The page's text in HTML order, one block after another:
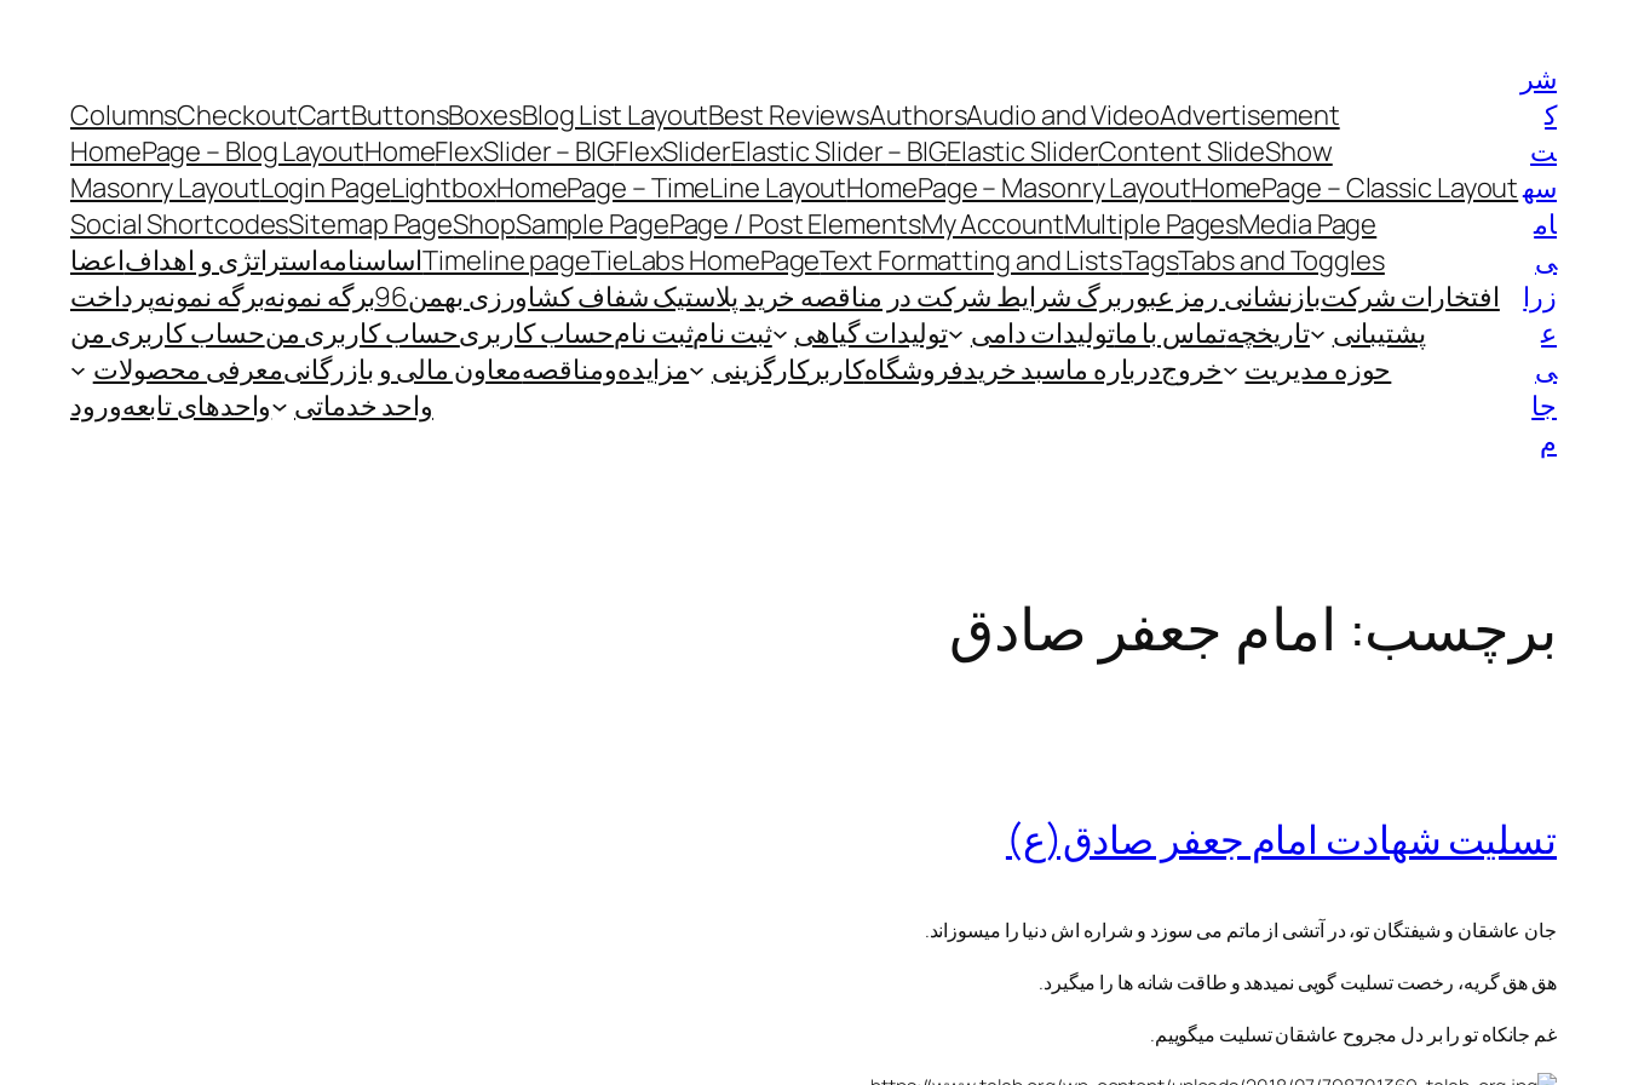
شر
ک
ت
سه
ام
ی
زرا
ع
ی
جا
م
Advertisement
Audio and Video
Authors
Best Reviews
Blog List Layout
Boxes
Buttons
Cart
Checkout
Columns
Content SlideShow
Elastic Slider
Elastic Slider – BIG
FlexSlider
FlexSlider – BIG
Home
HomePage – Blog Layout
HomePage – Classic Layout
HomePage – Masonry Layout
HomePage – TimeLine Layout
Lightbox
Login Page
Masonry Layout
Media Page
Multiple Pages
My Account
Page / Post Elements
Sample Page
Shop
Sitemap Page
Social Shortcodes
Tabs and Toggles
Tags
Text Formatting and Lists
TieLabs HomePage
Timeline pageاساسنامهاستراتژی و اهدافاعضا
افتخارات شرکتبازنشانی رمز عبور برگ شرایط شرکت در مناقصه خرید پلاستیک شفاف کشاورزی بهمن96 برگه نمونهبرگه نمونهپرداخت
پشتیبانی
تاریخچهتماس با ماتولیدات دامی تولیدات گیاهی ثبت نامثبت نامحساب کاربریحساب کاربری منحساب کاربری من
حوزه مدیریت
خروجدرباره ماسبد خریدفروشگاهکاربرکارگزینی مزایده‌و‌مناقصهمعاون مالی و بازرگانیمعرفی محصولات
واحد خدماتی
واحدهای تابعهورود
برچسب: امام جعفر صادق
تسلیت شهادت امام جعفر صادق(ع)
جان عاشقان و شیفتگان تو، در آتشی از ماتم می‏ سوزد و شراره‏ اش دنیا را می‏سوزاند.
هق‏ هق گریه، رخصت تسلیت‏ گویی نمی‏دهد و طاقت شانه‏ ها را می‏گیرد.
غم جانکاه تو را بر دل مجروح عاشقان تسلیت می‏گوییم.